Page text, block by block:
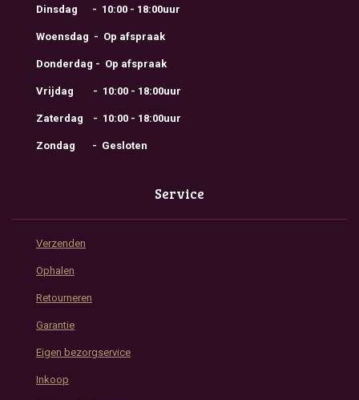
Dinsdag - 10:00 - 18:00uur
Woensdag - Op afspraak
Donderdag - Op afspraak
Vrijdag - 10:00 - 18:00uur
Zaterdag - 10:00 - 18:00uur
Zondag - Gesloten
Service
Verzenden
Ophalen
Retourneren
Garantie
Eigen bezorgservice
Inkoop